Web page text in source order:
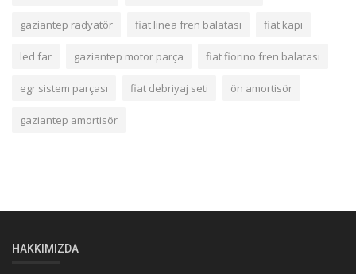
gaziantep radyatör fiat linea fren balatası fiat kapı
led far gaziantep motor parça fiat fiorino fren balatası
egr sistem parçası fiat debriyaj seti ön amortisör
gaziantep amortisör
HAKKIMIZDA